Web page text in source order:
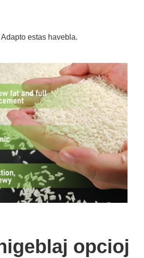
Adapto estas havebla.
opcioj